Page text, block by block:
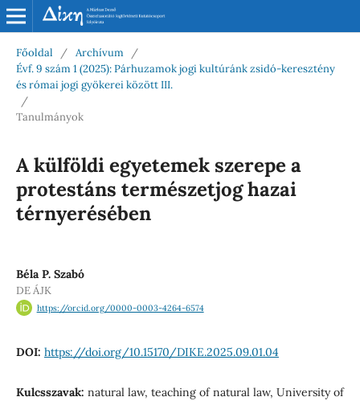
Főoldal / Archívum
/
Évf. 9 szám 1 (2025): Párhuzamok jogi kultúránk zsidó-keresztény
és római jogi gyökerei között III.
/
Tanulmányok
A külföldi egyetemek szerepe a
protestáns természetjog hazai
térnyerésében
Béla P. Szabó
DE ÁJK
https://orcid.org/0000-0003-4264-6574
DOI: https://doi.org/10.15170/DIKE.2025.09.01.04
Kulcsszavak: natural law, teaching of natural law, University of